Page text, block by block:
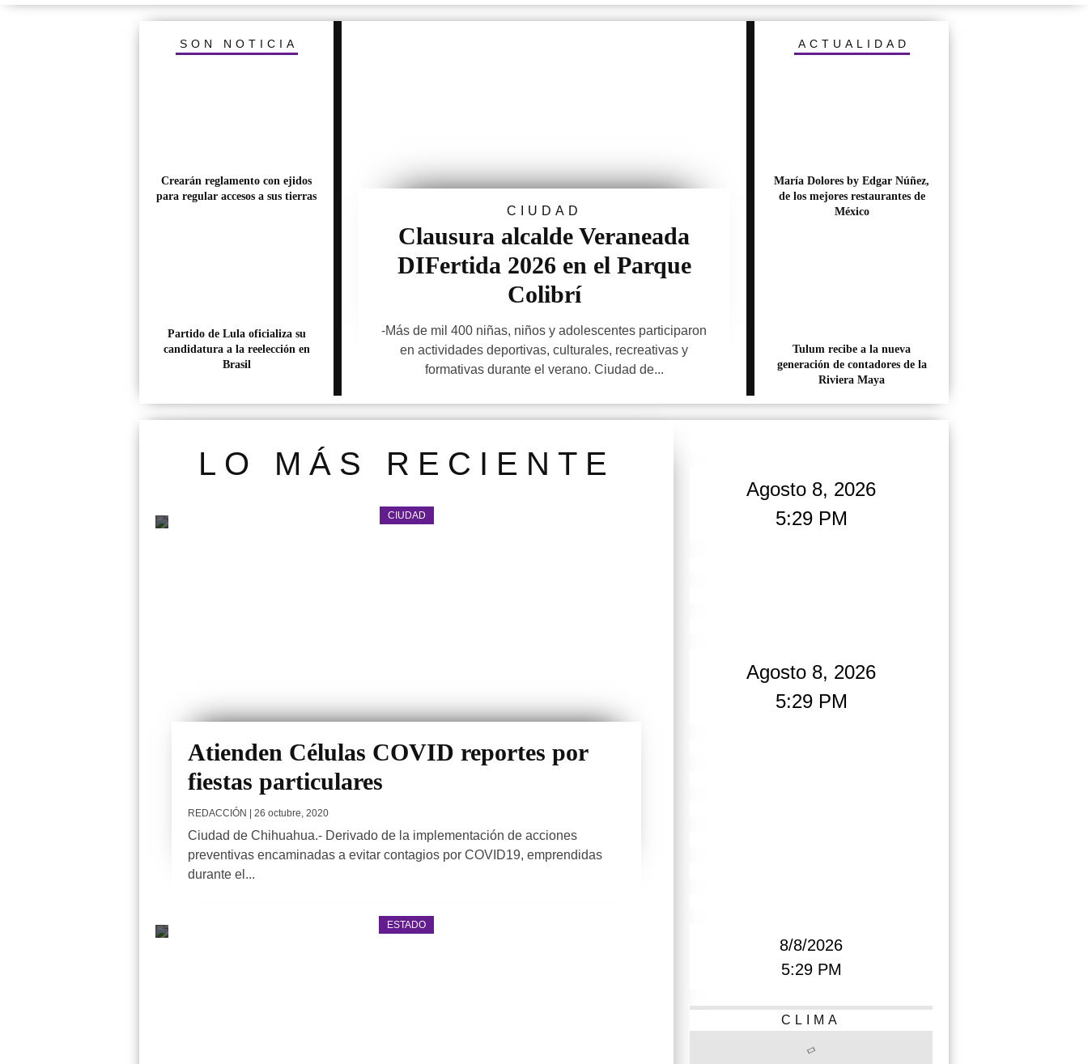
CIUDAD
Clausura alcalde Veraneada
DIFertida 2026 en el Parque
Colibrí
-Más de mil 400 niñas, niños y adolescentes participaron
en actividades deportivas, culturales, recreativas y
formativas durante el verano. Ciudad de...
SON NOTICIA
Crearán reglamento con ejidos
para regular accesos a sus tierras
Partido de Lula oficializa su
candidatura a la reelección en
Brasil
ACTUALIDAD
María Dolores by Edgar Núñez,
de los mejores restaurantes de
México
Tulum recibe a la nueva
generación de contadores de la
Riviera Maya
LO MÁS RECIENTE
CIUDAD
Atienden Células COVID reportes por
fiestas particulares
REDACCIÓN | 26 octubre, 2020
Ciudad de Chihuahua.- Derivado de la implementación de acciones
preventivas encaminadas a evitar contagios por COVID19, emprendidas
durante el...
ESTADO
Agosto 8, 2026
5:29 PM
Agosto 8, 2026
5:29 PM
8/8/2026
5:29 PM
CLIMA